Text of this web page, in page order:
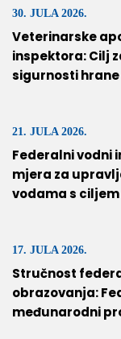
30. JULA 2026.
Veterinarske
inspektora: Cilj
sigurnosti hrane
21. JULA 2026.
Federalni vodni
mjera za
vodama s
17. JULA 2026.
Stručnost
obrazovanja:
međunarodni